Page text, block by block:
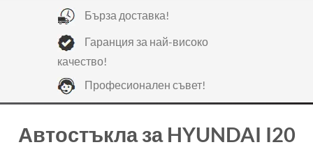
Бърза доставка!
Гаранция за най-високо
качество!
Професионален съвет!
Автостъкла за HYUNDAI I20